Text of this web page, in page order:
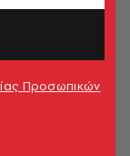
Προσωπικών